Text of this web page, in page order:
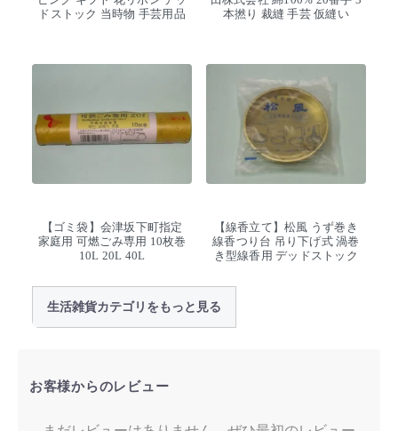
ドストック 当時物 手芸用品
本撚り 裁縫 手芸 仮縫い
【ゴミ袋】会津坂下町指定
家庭用 可燃ごみ専用 10枚巻
10L 20L 40L
【線香立て】松風 うず巻き
線香つり台 吊り下げ式 渦巻
き型線香用 デッドストック
生活雑貨カテゴリをもっと見る
お客様からのレビュー